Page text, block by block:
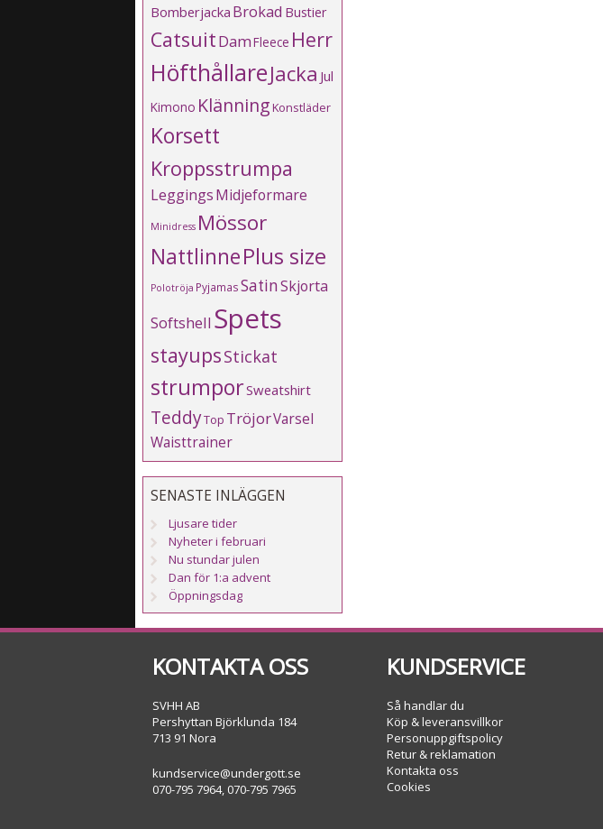
Bomberjacka Brokad Bustier
CatsuitDamFleece Herr
HöfthållareJacka Jul
Kimono KlänningKonstläder
Korsett
Kroppsstrumpa
LeggingsMidjeformare
Minidress Mössor
NattlinnePlus size
Polotröja PyjamasSatinSkjorta
Softshell Spets
stayupsStickat
strumporSweatshirt
TeddyTop TröjorVarsel
Waisttrainer
SENASTE INLÄGGEN
Ljusare tider
Nyheter i februari
Nu stundar julen
Dan för 1:a advent
Öppningsdag
KONTAKTA OSS
SVHH AB
Pershyttan Björklunda 184
713 91 Nora
kundservice@undergott.se
070-795 7964, 070-795 7965
KUNDSERVICE
Så handlar du
Köp & leveransvillkor
Personuppgiftspolicy
Retur & reklamation
Kontakta oss
Cookies